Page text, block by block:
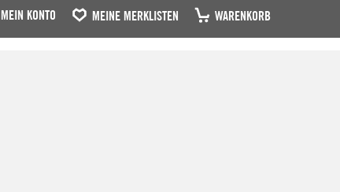
MEIN KONTO MEINE MERKLISTEN WARENKORB